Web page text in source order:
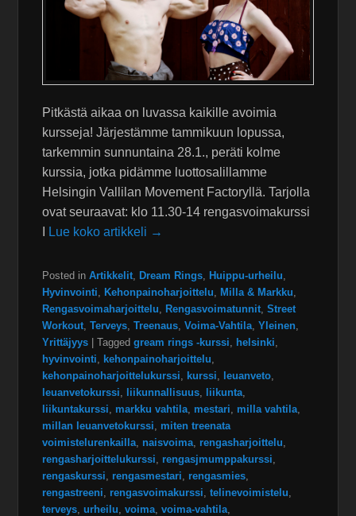
Pitkästä aikaa on luvassa kaikille avoimia
kursseja! Järjestämme tammikuun lopussa,
tarkemmin sunnuntaina 28.1., peräti kolme
kurssia, jotka pidämme luottosalillamme
Helsingin Vallilan Movement Factoryllä. Tarjolla
ovat seuraavat: klo 11.30-14 rengasvoimakurssi
Lue koko artikkeli →
Posted in Artikkelit Dream Rings Huippu-urheilu
Hyvinvointi
Kehonpainoharjoittelu Milla & Markku
Rengasvoimaharjoittelu
Rengasvoimatunnit ,Street
Workout ,Terveys ,Treenaus ,Voima-Vahtila ,Yleinen
Yrittäjyys
|Tagged gream rings -kurssi helsinki
hyvinvointi
kehonpainoharjoittelu
kehonpainoharjoittelukurssi
kurssi leuanveto
leuanvetokurssi
liikunnallisuus liikunta
liikuntakurssi
markku vahtila mestari milla vahtila
millan leuanvetokurssi
miten treenata
voimistelurenkailla naisvoima rengasharjoittelu
rengasharjoittelukurssi
rengasjmumppakurssi
rengaskurssi
rengasmestari rengasmies
rengastreeni
rengasvoimakurssi ,telinevoimistelu
terveys ,urheilu ,voima ,voima-vahtila